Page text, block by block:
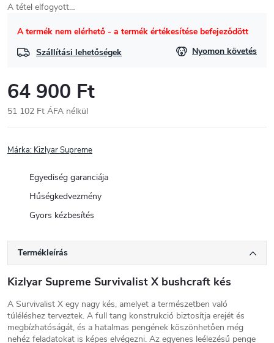
A tétel elfogyott…
A termék nem elérhető - a termék értékesítése befejeződött
Szállítási lehetőségek
Nyomon követés
64 900 Ft
51 102 Ft ÁFA nélkül
Márka: Kizlyar Supreme
Egyediség garanciája
Hűségkedvezmény
Gyors kézbesítés
Termékleírás
Kizlyar Supreme Survivalist X bushcraft kés
A Survivalist X egy nagy kés, amelyet a természetben való
túléléshez terveztek. A full tang konstrukció biztosítja erejét és
megbízhatóságát, és a hatalmas pengének köszönhetően még
nehéz feladatokat is képes elvégezni. Az egyenes leélezésű penge